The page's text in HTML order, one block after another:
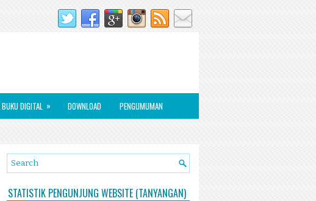
DIGITAL » DOWNLOAD PENGUMUMAN
STATISTIK PENGUNJUNG WEBSITE (TANYANGAN)